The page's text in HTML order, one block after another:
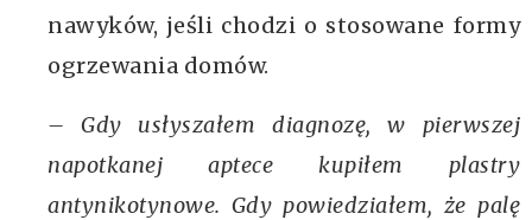
nawyków, jeśli chodzi o stosowane formy
ogrzewania domów.
– Gdy usłyszałem diagnozę, w pierwszej
napotkanej aptece kupiłem plastry
antynikotynowe. Gdy powiedziałem, że palę